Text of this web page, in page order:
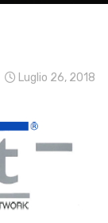
Luglio 26, 2018